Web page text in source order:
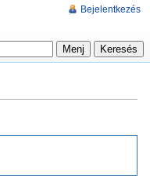
Bejelentkezés